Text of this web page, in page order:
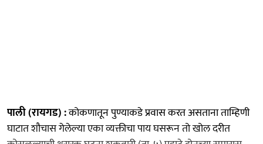
पाली (रायगड) :कोकणातून पुण्याकडे प्रवास करत असताना ताम्हिणी
घाटात शौचास गेलेल्या एका व्यक्तीचा पाय घसरून तो खोल दरीत